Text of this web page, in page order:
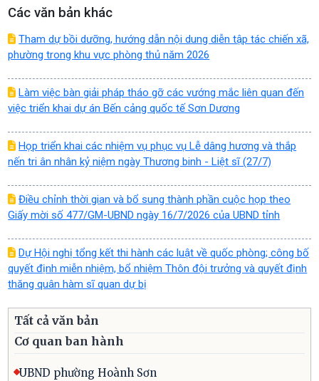
Các văn bản khác
Tham dự bồi dưỡng, hướng dẫn nội dung diễn tập tác chiến xã,
phường trong khu vực phòng thủ năm 2026
Làm việc bàn giải pháp tháo gỡ các vướng mắc liên quan đến
việc triển khai dự án Bến cảng quốc tế Sơn Dương
Họp triển khai các nhiệm vụ phục vụ Lễ dâng hương và thắp
nến tri ân nhân kỷ niệm ngày Thương binh - Liệt sĩ (27/7)
Điều chỉnh thời gian và bổ sung thành phần cuộc họp theo
Giấy mời số 477/GM-UBND ngày 16/7/2026 của UBND tỉnh
Dự Hội nghị tổng kết thi hành các luật về quốc phòng; công bố
quyết định miễn nhiệm, bổ nhiệm Thôn đội trưởng và quyết định
thăng quân hàm sĩ quan dự bị
Tất cả văn bản
Cơ quan ban hành
UBND phường Hoành Sơn